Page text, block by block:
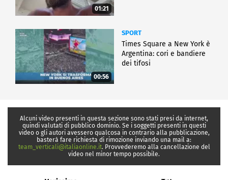
01:21
00:56
SPORT
Times Square a New York è
Argentina: cori e bandiere
dei tifosi
Alcuni video presenti in questa sezione sono stati presi da internet,
quindi valutati di pubblico dominio. Se i soggetti presenti in questi
video o gli autori avessero qualcosa in contrario alla pubblicazione,
basterà fare richiesta di rimozione inviando una mail a:
team_verticali@italiaonline.it. Provvederemo alla cancellazione del
video nel minor tempo possibile.